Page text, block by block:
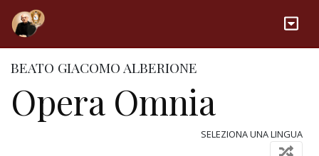
BEATO GIACOMO ALBERIONE
Opera Omnia
SELEZIONA UNA LINGUA